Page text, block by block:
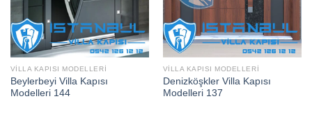
VILLA KAPISI MODELLERI
Beylerbeyi Villa Kapısı
Modelleri 144
VILLA KAPISI MODELLERI
Denizköşkler Villa Kapısı
Modelleri 137